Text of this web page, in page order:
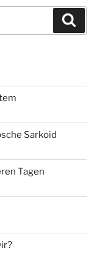
Sarkoid
Tagen